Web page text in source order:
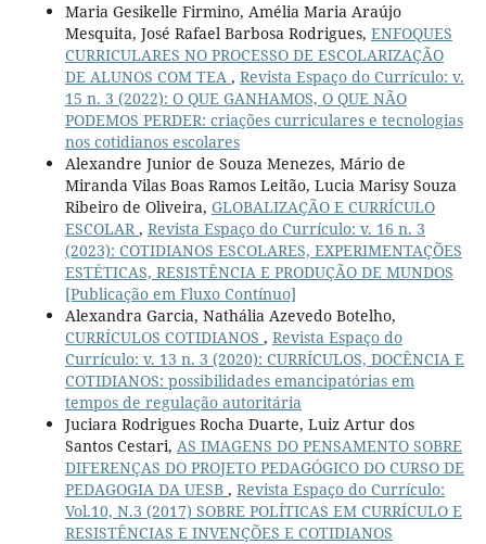
Maria Gesikelle Firmino, Amélia Maria Araújo
Mesquita, José Rafael Barbosa Rodrigues, ENFOQUES
CURRICULARES NO PROCESSO DE ESCOLARIZAÇÃO
DE ALUNOS COM TEA , Revista Espaço do Currículo: v.
15 n. 3 (2022): O QUE GANHAMOS, O QUE NÃO
PODEMOS PERDER: criações curriculares e tecnologias
nos cotidianos escolares
Alexandre Junior de Souza Menezes, Mário de
Miranda Vilas Boas Ramos Leitão, Lucia Marisy Souza
Ribeiro de Oliveira, GLOBALIZAÇÃO E CURRÍCULO
ESCOLAR, Revista Espaço do Currículo: v. 16 n. 3
(2023): COTIDIANOS ESCOLARES, EXPERIMENTAÇÕES
ESTÉTICAS, RESISTÊNCIA E PRODUÇÃO DE MUNDOS
[Publicação em Fluxo Contínuo]
Alexandra Garcia, Nathália Azevedo Botelho,
CURRÍCULOS COTIDIANOS , Revista Espaço do
Currículo: v. 13 n. 3 (2020): CURRÍCULOS, DOCÊNCIA E
COTIDIANOS: possibilidades emancipatórias em
tempos de regulação autoritária
Juciara Rodrigues Rocha Duarte, Luiz Artur dos
Santos Cestari, AS IMAGENS DO PENSAMENTO SOBRE
DIFERENÇAS DO PROJETO PEDAGÓGICO DO CURSO DE
PEDAGOGIA DA UESB , Revista Espaço do Currículo:
Vol.10, N.3 (2017) SOBRE POLÍTICAS EM CURRÍCULO E
RESISTÊNCIAS E INVENÇÕES E COTIDIANOS